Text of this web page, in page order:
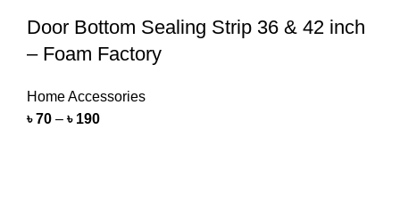
Door Bottom Sealing Strip 36 & 42 inch
– Foam Factory
Home Accessories
৳70 – ৳ 190